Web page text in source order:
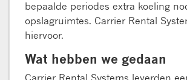
bepaalde periodes extra koeling
opslagruimtes. Carrier Rental
hiervoor.
Wat hebben we gedaan
Carrier Rental Systems leverden